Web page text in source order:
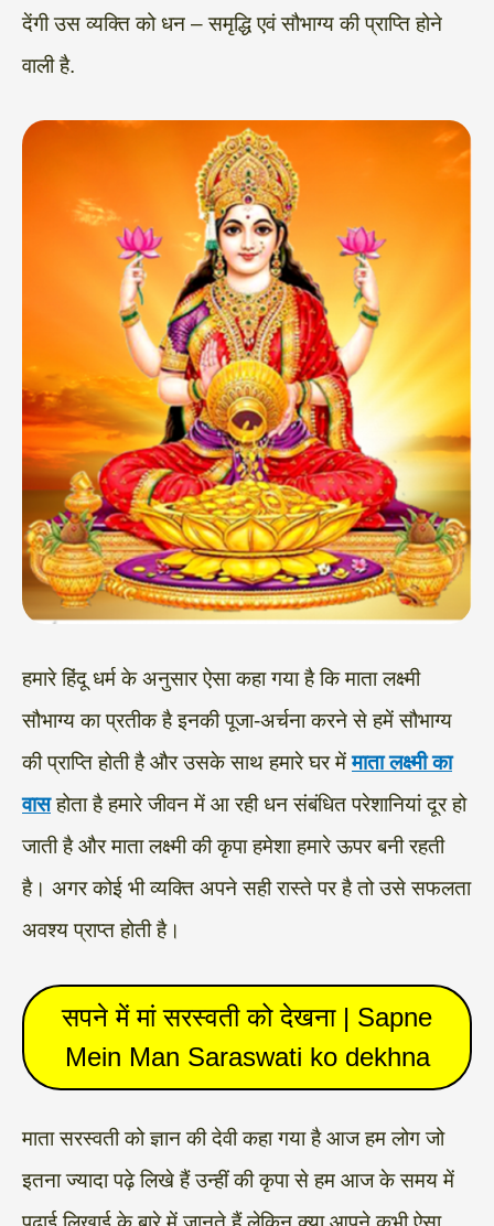
देंगी उस व्यक्ति को धन – समृद्धि एवं सौभाग्य की प्राप्ति होने
वाली है.
हमारे हिंदू धर्म के अनुसार ऐसा कहा गया है कि माता लक्ष्मी
सौभाग्य का प्रतीक है इनकी पूजा-अर्चना करने से हमें सौभाग्य
की प्राप्ति होती है और उसके साथ हमारे घर मेंमाता लक्ष्मी का
वासहोता है हमारे जीवन में आ रही धन संबंधित परेशानियां दूर हो
जाती है और माता लक्ष्मी की कृपा हमेशा हमारे ऊपर बनी रहती
है। अगर कोई भी व्यक्ति अपने सही रास्ते पर है तो उसे सफलता
अवश्य प्राप्त होती है।
सपने में मां सरस्वती को देखना | Sapne
Mein Man Saraswati ko dekhna
माता सरस्वती को ज्ञान की देवी कहा गया है आज हम लोग जो
इतना ज्यादा पढ़े लिखे हैं उन्हीं की कृपा से हम आज के समय में